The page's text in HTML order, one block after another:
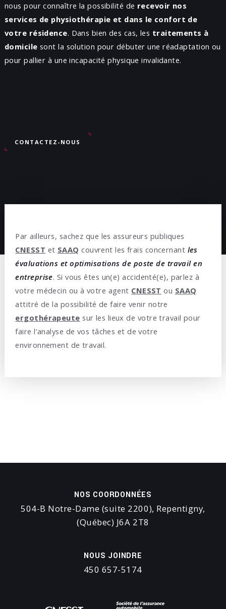
nous pour connaître la possibilité de recevoir nos
services de physiothérapie et dans le confort de
votre résidence. Dans bien des cas, les traitements à
domicile sont la solution pour débuter une réadaptation ou
pour pallier à une incapacité physique invalidante.
CONTACTEZ-NOUS
Par ailleurs, sachez que les assureurs publiques
CNESST et SAAQ couvrent les frais concernant les
évaluations et optimisations de poste de travail en
entreprise. Si vous êtes un(e) accidenté(e), parlez à
votre médecin ou à votre agent CNESST ou SAAQ
attitré de la possibilité de faire venir notre
ergothérapeute sur les lieux de votre travail pour
faire l’analyse de vos tâches et de votre
environnement de travail.
NOS COORDONNÉES
504-B Notre-Dame (suite 2200), Repentigny,
(Québec) J6A 2T8
NOUS JOINDRE
450 657-5174